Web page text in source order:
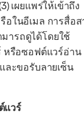
เผยแพร่ให้เข้าถึง
อในอีเมล การสื่อส
ารถดูได้โดยใช้
หรือซอฟต์แวร์อ่าน
ละขอรับลายเซ็น
แวร์